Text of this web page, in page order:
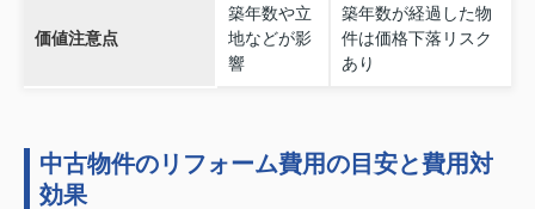
価値注意点
築年数や立
地などが影
響
築年数が経過した物
件は価格下落リスク
あり
中古物件のリフォーム費用の目安と費用対
効果